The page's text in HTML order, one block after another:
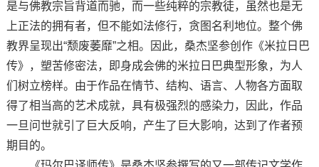
是与佛教宗旨背道而驰，而一些纯粹的宗教徒，虽然也是无
上正法的拥有者，但不能如法修行，贪图名利地位。整个佛
教界呈现出“颓废萎靡”之相。因此，桑杰坚参创作《米拉日巴
传》，塑苦修密法，即身成会佛的米拉日巴典型形象，为人
们树立榜样。由于作品在情节、结构、语言、人物各方面取
得了相当高的艺术成就，具有极强烈的感染力，因此，作品
一旦问世就引了巨大反响，产生了巨大影响，达到了作者预
期目的。